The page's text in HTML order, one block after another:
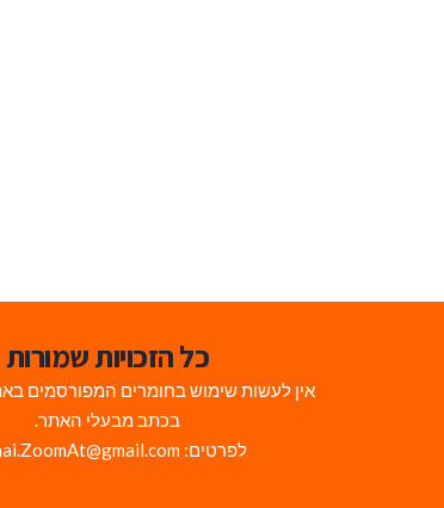
כל הזכויות שמורות
אין לעשות שימוש בחומרים המפורסמים
בכתב מבעלי האתר.
לפרטים: Avihai.ZoomAt@gmail.com